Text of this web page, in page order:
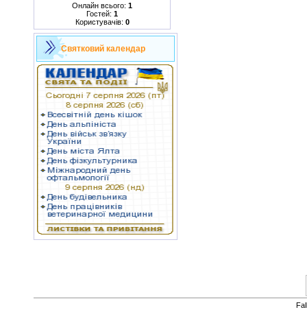
Онлайн всього: 1
Гостей: 1
Користувачів: 0
Святковий календар